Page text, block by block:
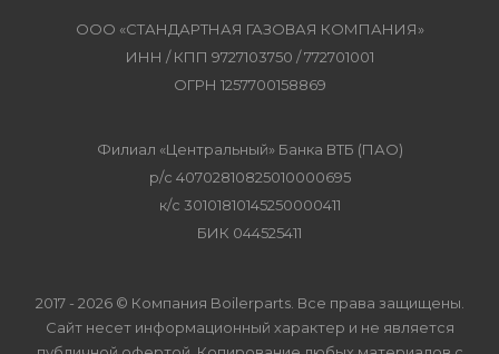
ООО «СТАНДАРТНАЯ ГАЗОВАЯ КОМПАНИЯ»
ИНН / КПП 9727103750 / 772701001
ОГРН 1257700158869
Филиал «Центральный» Банка ВТБ (ПАО)
р/с 40702810825010000695
к/с 30101810145250000411
БИК 044525411
2017 - 2026 © Компания Boilerparts. Все права защищены.
Сайт несет информационный характер и не является